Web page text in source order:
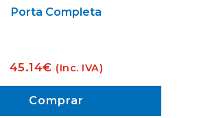
Porta Completa
45.14€ (Inc. IVA)
Comprar